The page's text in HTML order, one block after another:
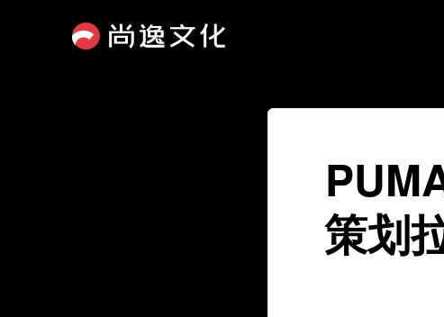
策划